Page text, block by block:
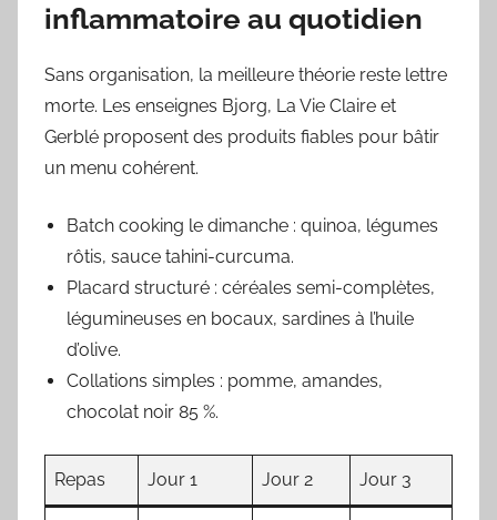
inflammatoire au quotidien
Sans organisation, la meilleure théorie reste lettre
morte. Les enseignes Bjorg, La Vie Claire et
Gerblé proposent des produits fiables pour bâtir
un menu cohérent.
Batch cooking le dimanche : quinoa, légumes
rôtis, sauce tahini-curcuma.
Placard structuré : céréales semi-complètes,
légumineuses en bocaux, sardines à l’huile
d’olive.
Collations simples : pomme, amandes,
chocolat noir 85 %.
Repas Jour 1 Jour 2 Jour 3